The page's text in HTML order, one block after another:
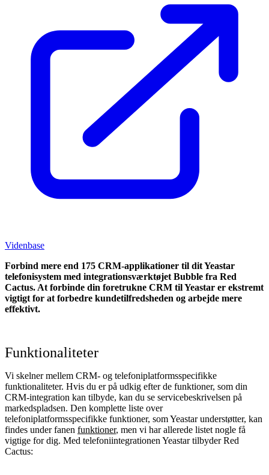
Videnbase
Forbind mere end 175 CRM-applikationer til dit Yeastar
telefonisystem med integrationsværktøjet Bubble fra Red
Cactus. At forbinde din foretrukne CRM til Yeastar er ekstremt
vigtigt for at forbedre kundetilfredsheden og arbejde mere
effektivt.
Funktionaliteter
Vi skelner mellem CRM- og telefoniplatformsspecifikke
funktionaliteter. Hvis du er på udkig efter de funktioner, som din
CRM-integration kan tilbyde, kan du se servicebeskrivelsen på
markedspladsen. Den komplette liste over
telefoniplatformsspecifikke funktioner, som Yeastar understøtter, kan
findes under fanen funktioner, men vi har allerede listet nogle få
vigtige for dig. Med telefoniintegrationen Yeastar tilbyder Red
Cactus: